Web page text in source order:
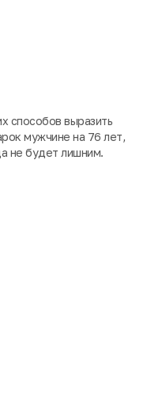
способов выразить
мужчине на 76 лет,
не будет лишним.